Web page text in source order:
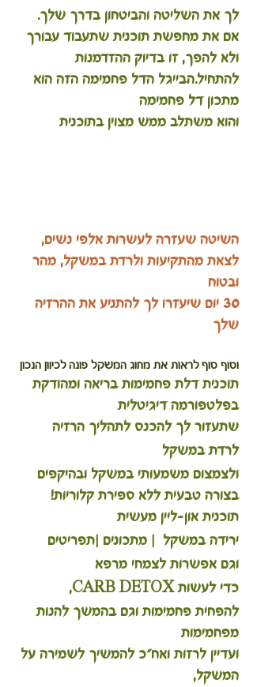
לך את השליטה והביטחון בדרך שלך.
אם את מחפשת תוכנית שתעבוד עבורך
ולא להפך, זו בדיוק ההזדמנות
להתחיל.הבייגל הדל פחמימה הזה הוא
מתכון דל פחמימה
והוא משתלב ממש מצוין בתוכנית
השיטה שעזרה לעשרות אלפי נשים,
לצאת מהתקיעות ולרדת במשקל, מהר
ובטוח
30 יום שיעזרו לך להתניע את ההרזיה
שלך
וסוף סוף לראות את מחוג המשקל פונה לכיוון הנכון
תוכנית דלת פחמימות בריאה ומהודקת
בפלטפורמה דיגיטלית
שתעזור לך להכנס לתהליך הרזיה
לרדת במשקל
ולצמצום משמעותי במשקל ובהיקפים
בצורה טבעית ללא ספירת קלוריות!
תוכנית און-ליין מעשית
ירידה במשקל  | מתכונים |תפריטים
וגם אפשרות לצמחי מרפא
כדי לעשות CARB DETOX,
להפחית פחמימות וגם בהמשך להנות
מפחמימות
ועדיין לרזות ואח"כ להמשיך לשמירה על
המשקל,